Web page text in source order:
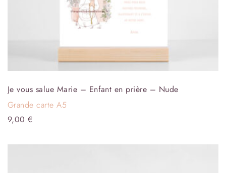
Je vous salue Marie – Enfant en prière – Nude
Grande carte A5
9,00€